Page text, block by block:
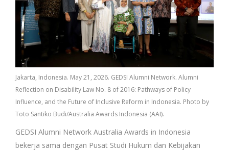
Jakarta, Indonesia. May 21, 2026. GEDSI Alumni Network. Alumni
Reflection on Disability Law No. 8 of 2016: Pathways of Policy
Influence, and the Future of Inclusive Reform in Indonesia. Photo by
Toto Santiko Budi/Australia Awards Indonesia (AAI).
GEDSI Alumni Network Australia Awards in Indonesia
bekerja sama dengan Pusat Studi Hukum dan Kebijakan